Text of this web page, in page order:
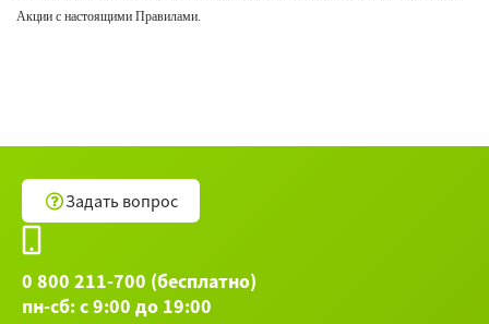
Акции с настоящими Правилами.
Задать вопрос
0 800 211-700 (бесплатно)
пн-сб: с 9:00 до 19:00